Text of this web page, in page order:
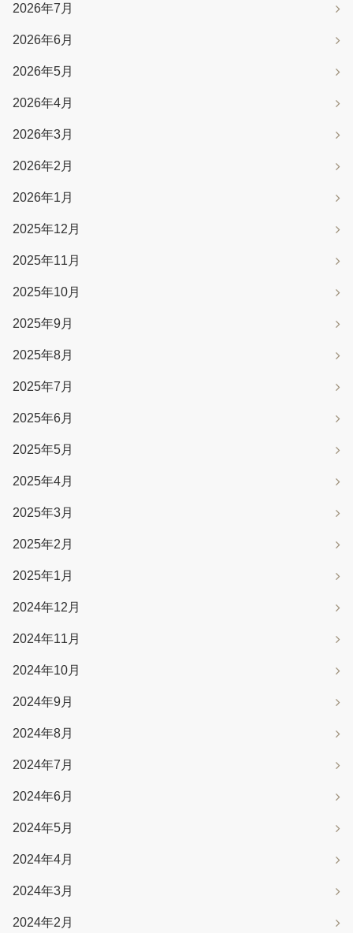
2026年7月
2026年6月
2026年5月
2026年4月
2026年3月
2026年2月
2026年1月
2025年12月
2025年11月
2025年10月
2025年9月
2025年8月
2025年7月
2025年6月
2025年5月
2025年4月
2025年3月
2025年2月
2025年1月
2024年12月
2024年11月
2024年10月
2024年9月
2024年8月
2024年7月
2024年6月
2024年5月
2024年4月
2024年3月
2024年2月